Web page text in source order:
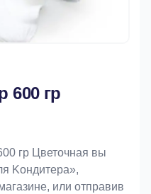
600 гр
гр Цветочная вы
Koндитeрa»,
или отправив